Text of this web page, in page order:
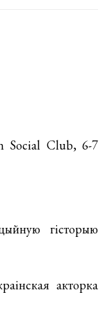
Social Club, 6-7
гісторыю
акторка